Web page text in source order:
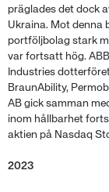
präglades det dock
Ukraina. Mot denna
portföljbolag stark
var fortsatt hög.
Industries
BraunAbility,
AB gick samman
inom hållbarhet
aktien på Nasdaq
2023